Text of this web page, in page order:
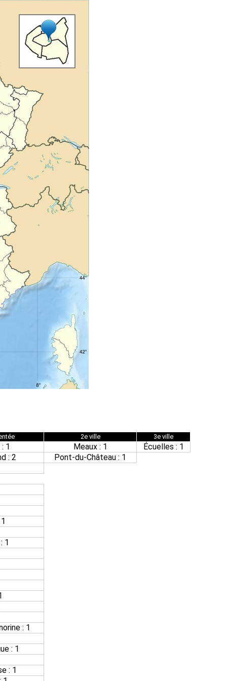
2e ville 3e ville
1 Meaux : 1
Écuelles : 1
: 2
Pont-du-Château : 1
1
: 1
: 1
: 1